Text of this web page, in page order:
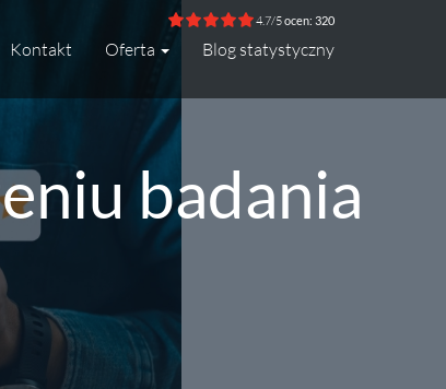
4.7/5ocen: 320
Kontakt Oferta Blog statystyczny
badania